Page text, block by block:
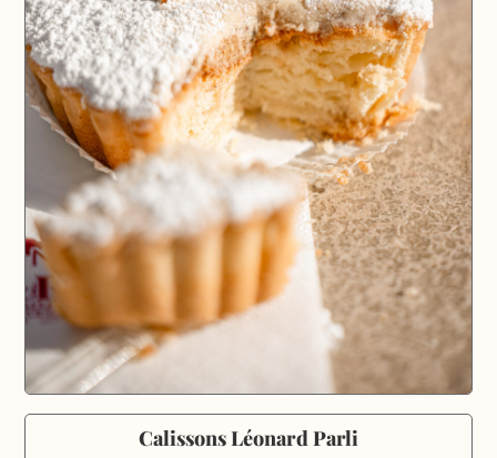
Calissons Léonard Parli